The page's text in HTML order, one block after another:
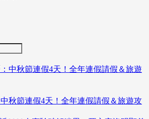
秋節連假4天！全年連假請假＆旅遊攻